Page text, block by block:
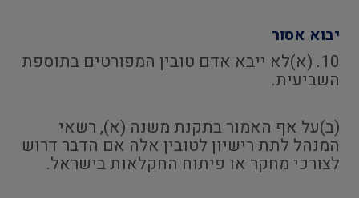
יבוא אסור
10. (א)לא ייבא אדם טובין המפורטים בתוספת
השביעית.
(ב)על אף האמור בתקנת משנה (א), רשאי
המנהל לתת רישיון לטובין אלה אם הדבר דרוש
לצורכי מחקר או פיתוח החקלאות בישראל.